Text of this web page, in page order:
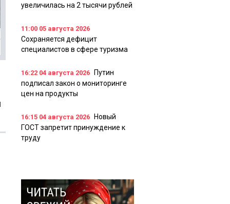
увеличилась на 2 тысячи рублей
11:00 05 августа 2026
Сохраняется дефицит
специалистов в сфере туризма
16:22 04 августа 2026
Путин
подписал закон о мониторинге
цен на продукты
16:15 04 августа 2026
Новый
ГОСТ запретит принуждение к
труду